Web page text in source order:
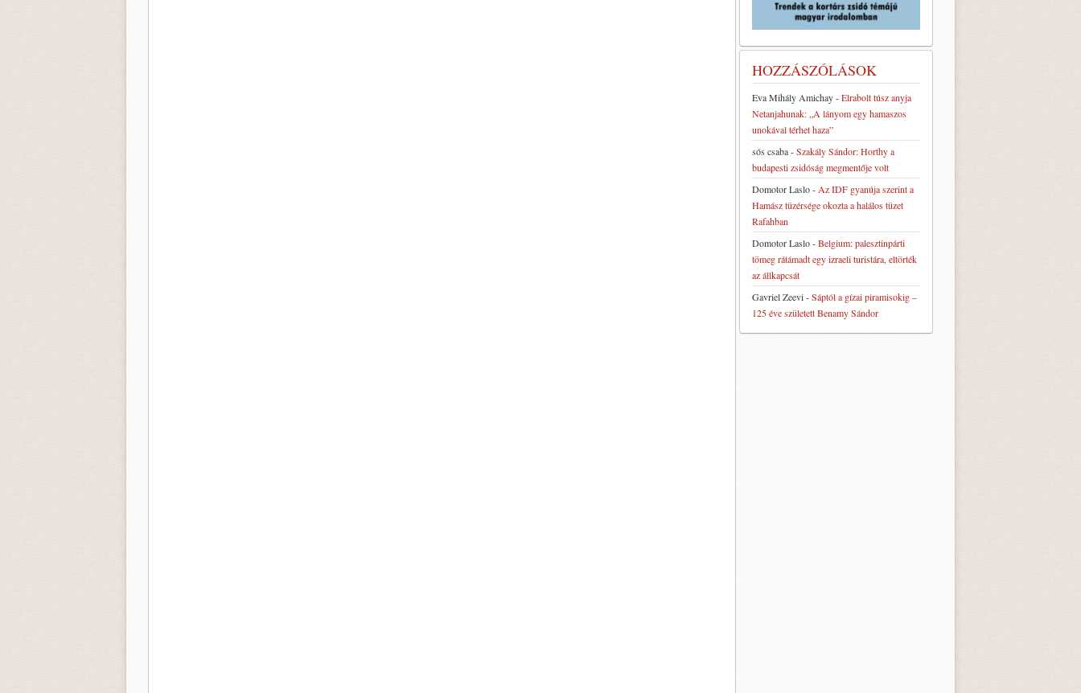
HOZZÁSZÓLÁSOK
Eva Mihály Amichay-Elrabolt túsz anyja
Netanjahunak: „A lányom egy hamaszos
unokával térhet haza”
sós csaba-Szakály Sándor: Horthy a
budapesti zsidóság megmentője volt
Domotor Laslo- Az IDF gyanúja szerint a
Hamász tüzérsége okozta a halálos tüzet
Rafahban
Domotor Laslo-Belgium: palesztinpárti
tömeg rátámadt egy izraeli turistára, eltörték
az állkapcsát
Gavriel Zeevi-Sáptól a gízai piramisokig –
125 éve született Benamy Sándor